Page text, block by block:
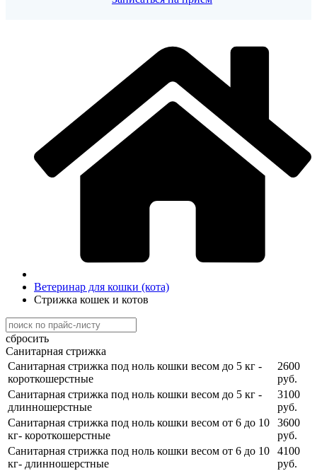
Ветеринар для кошки (кота)
Стрижка кошек и котов
сбросить
Санитарная стрижка
Санитарная стрижка под ноль кошки весом до 5 кг -
короткошерстные
2600
руб.
Санитарная стрижка под ноль кошки весом до 5 кг -
длинношерстные
3100
руб.
Санитарная стрижка под ноль кошки весом от 6 до 10
кг- короткошерстные
3600
руб.
Санитарная стрижка под ноль кошки весом от 6 до 10
кг- длинношерстные
4100
руб.